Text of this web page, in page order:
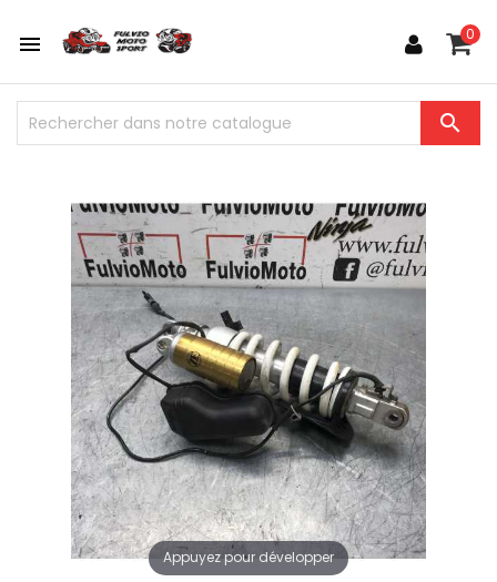
 0

Appuyez pour développer